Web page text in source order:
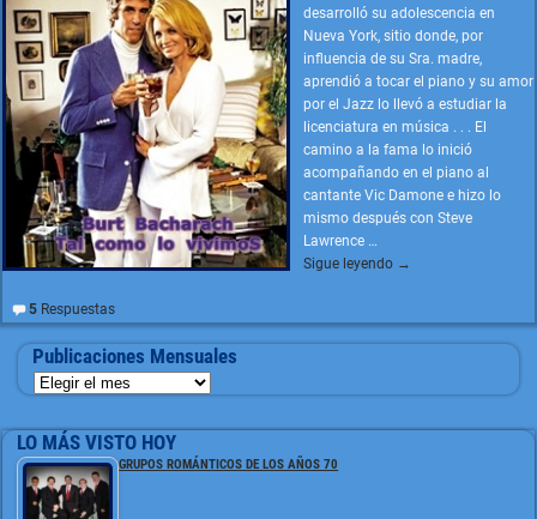
desarrolló su adolescencia en
Nueva York, sitio donde, por
influencia de su Sra. madre,
aprendió a tocar el piano y su amor
por el Jazz lo llevó a estudiar la
licenciatura en música . . . El
camino a la fama lo inició
acompañando en el piano al
cantante Vic Damone e hizo lo
mismo después con Steve
Lawrence …
Sigue leyendo →
5Respuestas
Publicaciones Mensuales
LO MÁS VISTO HOY
GRUPOS ROMÁNTICOS DE LOS AÑOS 70